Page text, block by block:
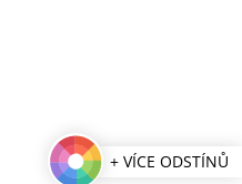
+ VÍCE ODSTÍNŮ